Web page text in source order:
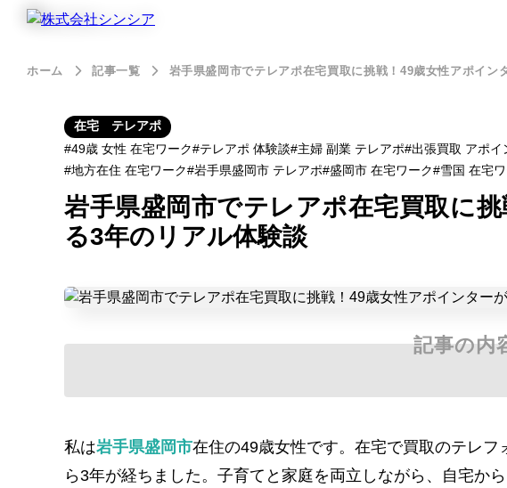
ホーム 記事一覧 岩手県盛岡市でテレアポ在宅買取に挑戦！49歳女性アポイン
在宅 テレアポ
49歳 女性 在宅ワーク
テレアポ 体験談 主婦 副業 テレアポ 出張買取 アポイ
地方在住 在宅ワーク
岩手県盛岡市 テレアポ 盛岡市 在宅ワーク 雪国 在宅
岩手県盛岡市でテレアポ在宅買取に
る3年のリアル体験談
記事の内
私は岩手県盛岡市在住の49歳女性です。在宅で買取のテレ
ら3年が経ちました。子育てと家庭を両立しながら、自宅か